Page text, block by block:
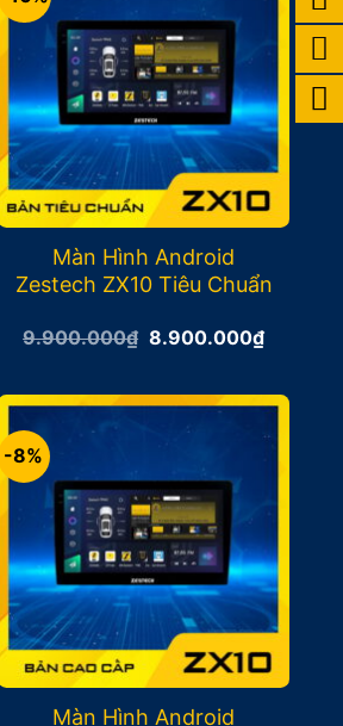
Màn Hình Android
Zestech ZX10 Tiêu Chuẩn
9.900.000₫ Giá
9.900.000₫.
8.900.000₫Giá
hiện
là:
-8%
Màn Hình Android